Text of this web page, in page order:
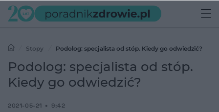
Stopy Podolog: specjalista od stóp. Kiedy go odwiedzić?
Podolog: specjalista od stóp.
Kiedy go odwiedzić?
2021-05-21 9:42